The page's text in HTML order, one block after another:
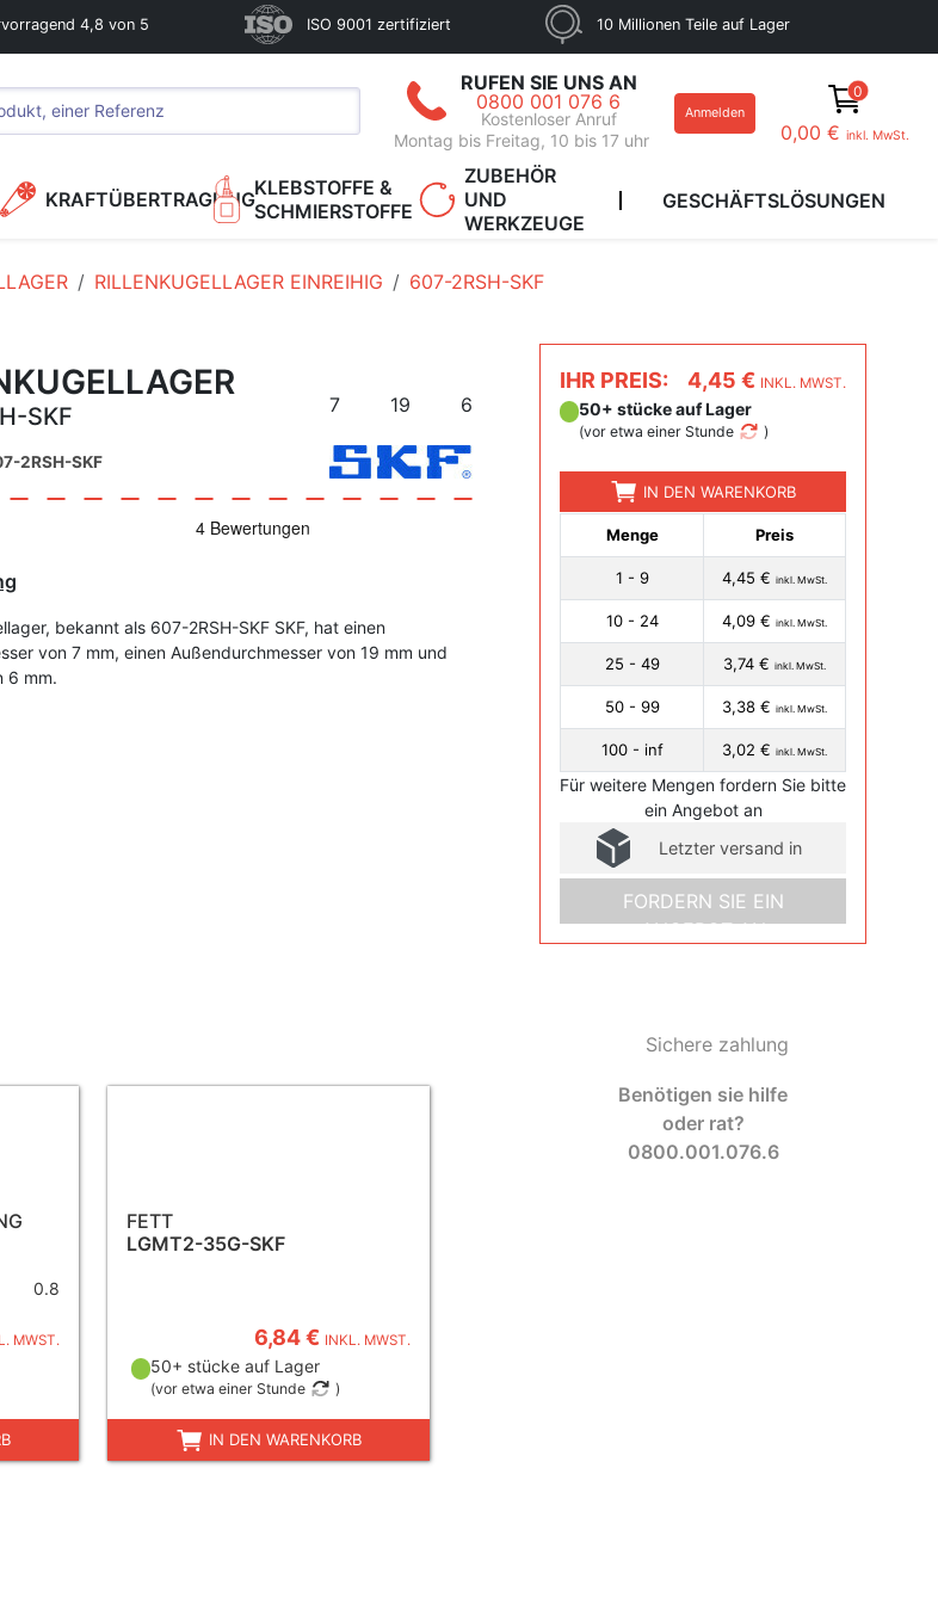
4,8 von 5 ISO 9001 zertifiziert 10 Millionen Teile auf Lager
RUFEN SIE UNS AN
0800 001 076 6
Kostenloser Anruf
Montag bis Freitag, 10 bis 17 uhr
Anmelden
0
0,00 € inkl. MwSt.
KRAFTÜBERTRAGUNGKLEBSTOFFE &
SCHMIERSTOFFE
ZUBEHÖR
UND
WERKZEUGE
GESCHÄFTSLÖSUNGEN
RILLENKUGELLAGER EINREIHIG 607-2RSH-SKF
SKF 7 19 6
2RSH-SKF
bekannt als 607-2RSH-SKF SKF, hat einen
von 7 mm, einen Außendurchmesser von 19 mm und
6 mm.
IHR PREIS: 4,45 € INKL. MWST.
50+ stücke auf Lager
(vor etwa einer Stunde )
IN DEN WARENKORB
Menge Preis
1 - 9 4,45 € inkl. MwSt.
10 - 24 4,09 € inkl. MwSt.
25 - 49 3,74 € inkl. MwSt.
50 - 99 3,38 € inkl. MwSt.
100 - inf 3,02 € inkl. MwSt.
Für weitere Mengen fordern Sie bitte
ein Angebot an
Letzter versand in
FORDERN SIE EIN
ANGEBOT AN
Sichere zahlung
Benötigen sie hilfe
oder rat?
0800.001.076.6
0.8
MWST.
FETT
LGMT2-35G-SKF
6,84 € INKL. MWST.
50+ stücke auf Lager
(vor etwa einer Stunde )
IN DEN WARENKORB